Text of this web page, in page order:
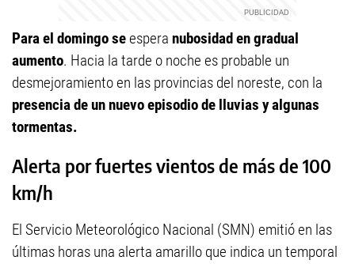
Para el domingo seespera nubosidad en gradual
aumento. Hacia la tarde o noche es probable un
desmejoramiento en las provincias del noreste, con la
presencia de un nuevo episodio de lluvias y algunas
tormentas.
Alerta por fuertes vientos de más de 100
km/h
El Servicio Meteorológico Nacional (SMN) emitió en las
últimas horas una alerta amarillo que indica un temporal